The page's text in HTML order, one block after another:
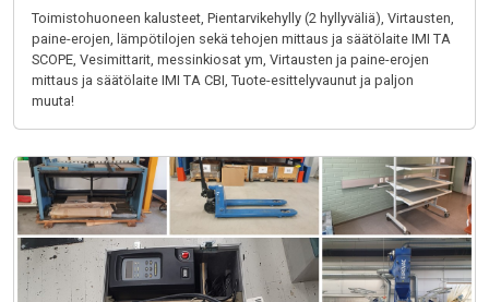
Toimistohuoneen kalusteet, Pientarvikehylly (2 hyllyväliä), Virtausten,
paine-erojen, lämpötilojen sekä tehojen mittaus ja säätölaite IMI TA
SCOPE, Vesimittarit, messinkiosat ym, Virtausten ja paine-erojen
mittaus ja säätölaite IMI TA CBI, Tuote-esittelyvaunut ja paljon
muuta!